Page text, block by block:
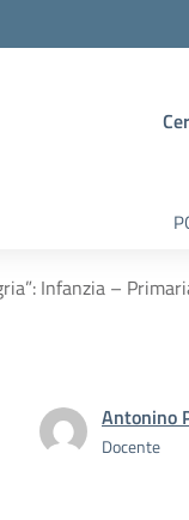
Infanzia –
Antonino
Docente